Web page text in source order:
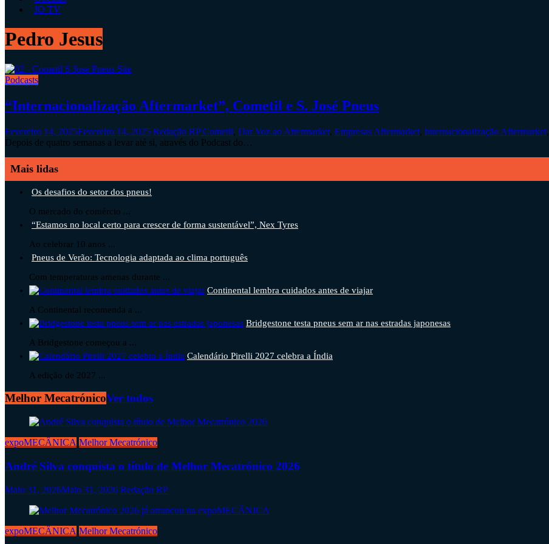
JO TV
Pedro Jesus
Podcasts
“Internacionalização Aftermarket”, Cometil e S. José Pneus
Fevereiro 14, 2025Fevereiro 14, 2025 Redação RPCometil, Dar Voz ao Aftermarket, Empresas Aftermarket, Internacionalização Aftermarket,
Depois de quatro semanas a levar até si, através do Podcast do…
Mais lidas
Os desafios do setor dos pneus!
O mercado do comércio ...
“Estamos no local certo para crescer de forma sustentável”, Nex Tyres
Ao celebrar 10 anos ...
Pneus de Verão: Tecnologia adaptada ao clima português
Com temperaturas amenas durante ...
Continental lembra cuidados antes de viajar
A Continental recomenda a ...
Bridgestone testa pneus sem ar nas estradas japonesas
A Bridgestone começou a ...
Calendário Pirelli 2027 celebra a Índia
A edição de 2027 ...
Melhor MecatrónicoVer todos
expoMECÂNICA Melhor Mecatrónico
André Silva conquista o título de Melhor Mecatrónico 2026
Maio 31, 2026Maio 31, 2026 Redação RP
expoMECÂNICA Melhor Mecatrónico